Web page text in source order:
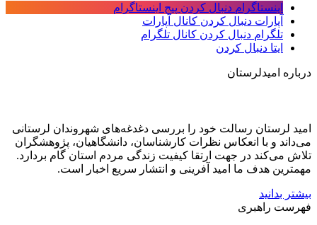
اینستاگرام دنبال کردن پیج اینستاگرام
آپارات دنبال کردن کانال آپارات
تلگرام دنبال کردن کانال تلگرام
ایتا دنبال کردن
درباره امیدلرستان
امید لرستان رسالت خود را بررسی دغدغه‌های شهروندان لرستانی
می‌داند و با انعکاس نظرات کارشناسان، دانشگاهیان، پژوهشگران
تلاش می‌کند در جهت ارتقا کیفیت زندگی مردم استان گام بردارد.
مهمترین هدف ما امید آفرینی و انتشار سریع اخبار است.
بیشتر بدانید
فهرست راهبری